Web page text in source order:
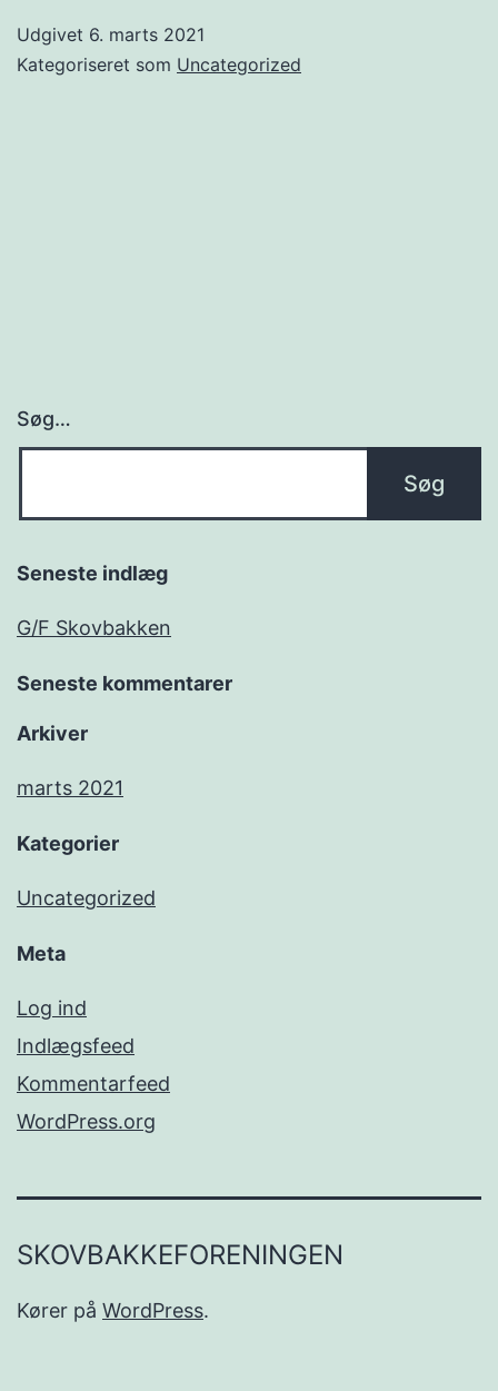
Udgivet 6. marts 2021
Kategoriseret som Uncategorized
Søg…
Seneste indlæg
G/F Skovbakken
Seneste kommentarer
Arkiver
marts 2021
Kategorier
Uncategorized
Meta
Log ind
Indlægsfeed
Kommentarfeed
WordPress.org
SKOVBAKKEFORENINGEN
Kører på WordPress.